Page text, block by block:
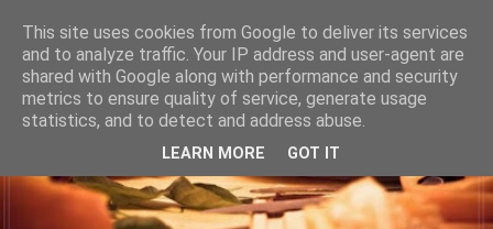
This site uses cookies from Google to deliver its services
and to analyze traffic. Your IP address and user-agent are
shared with Google along with performance and security
metrics to ensure quality of service, generate usage
statistics, and to detect and address abuse.
LEARN MORE GOT IT